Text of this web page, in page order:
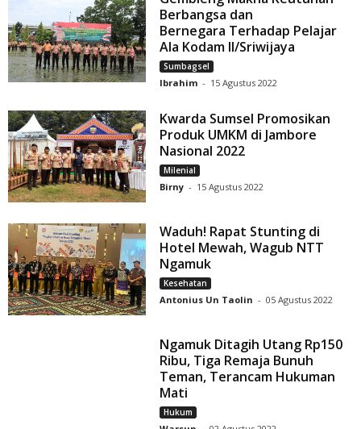
Berbangsa dan
Bernegara Terhadap Pelajar
Ala Kodam II/Sriwijaya
Sumbagsel
Ibrahim - 15 Agustus 2022
Kwarda Sumsel Promosikan
Produk UMKM di Jambore
Nasional 2022
Milenial
Birny - 15 Agustus 2022
Waduh! Rapat Stunting di
Hotel Mewah, Wagub NTT
Ngamuk
Kesehatan
Antonius Un Taolin - 05 Agustus 2022
Ngamuk Ditagih Utang Rp150
Ribu, Tiga Remaja Bunuh
Teman, Terancam Hukuman
Mati
Hukum